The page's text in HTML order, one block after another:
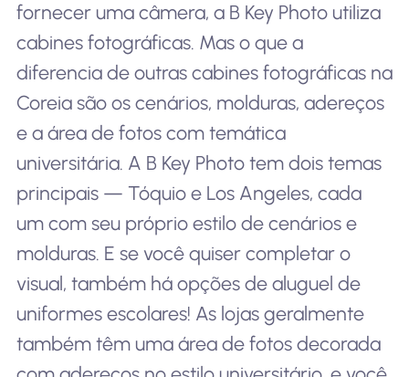
fornecer uma câmera, a B Key Photo utiliza
cabines fotográficas. Mas o que a
diferencia de outras cabines fotográficas na
Coreia são os cenários, molduras, adereços
e a área de fotos com temática
universitária. A B Key Photo tem dois temas
principais — Tóquio e Los Angeles, cada
um com seu próprio estilo de cenários e
molduras. E se você quiser completar o
visual, também há opções de aluguel de
uniformes escolares! As lojas geralmente
também têm uma área de fotos decorada